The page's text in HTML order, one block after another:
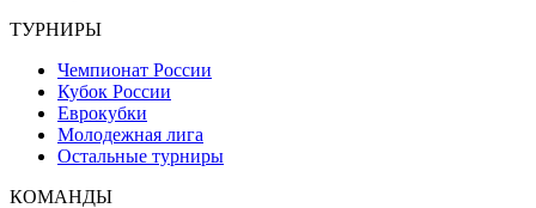
ТУРНИРЫ
Чемпионат России
Кубок России
Еврокубки
Молодежная лига
Остальные турниры
КОМАНДЫ